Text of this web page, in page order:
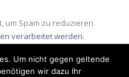
um Spam zu reduzieren.
verarbeitet werden.
Um nicht gegen geltende
wir dazu Ihr